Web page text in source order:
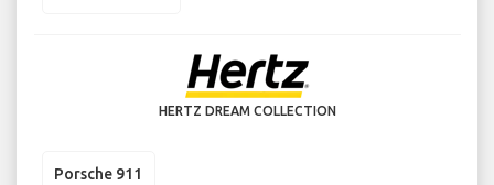
HERTZ DREAM COLLECTION
Porsche 911